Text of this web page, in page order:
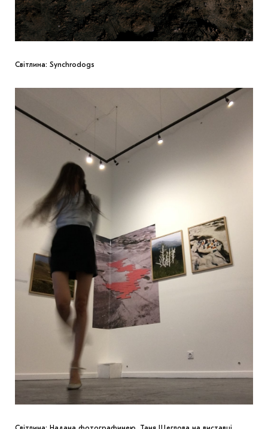
Світлина: Synchrodogs